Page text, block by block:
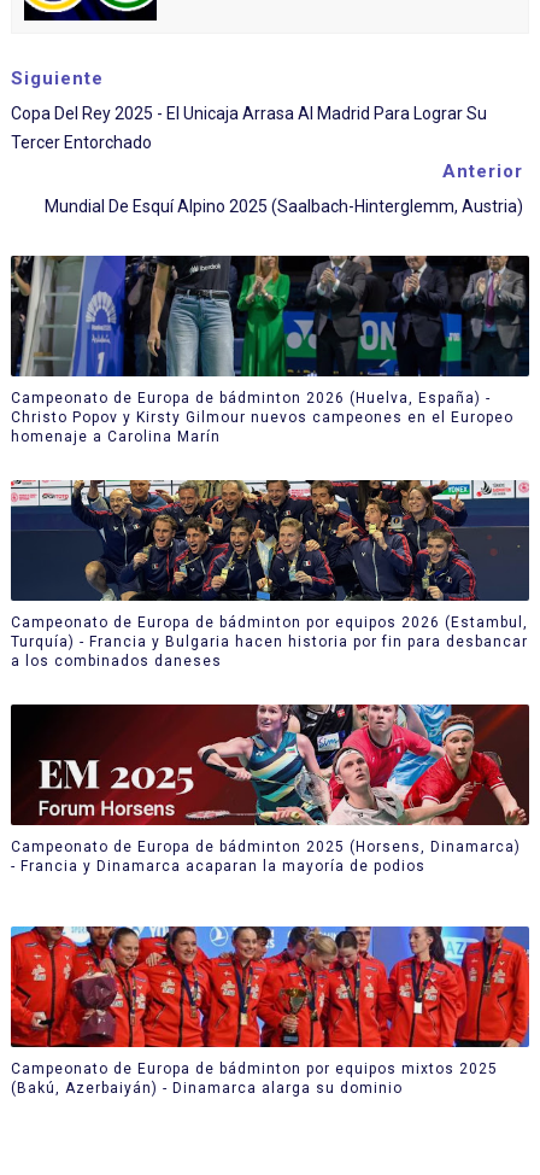
Siguiente
Copa Del Rey 2025 - El Unicaja Arrasa Al Madrid Para Lograr Su
Tercer Entorchado
Anterior
Mundial De Esquí Alpino 2025 (Saalbach-Hinterglemm, Austria)
Campeonato de Europa de bádminton 2026 (Huelva, España) -
Christo Popov y Kirsty Gilmour nuevos campeones en el Europeo
homenaje a Carolina Marín
Campeonato de Europa de bádminton por equipos 2026 (Estambul,
Turquía) - Francia y Bulgaria hacen historia por fin para desbancar
a los combinados daneses
Campeonato de Europa de bádminton 2025 (Horsens, Dinamarca)
- Francia y Dinamarca acaparan la mayoría de podios
Campeonato de Europa de bádminton por equipos mixtos 2025
(Bakú, Azerbaiyán) - Dinamarca alarga su dominio